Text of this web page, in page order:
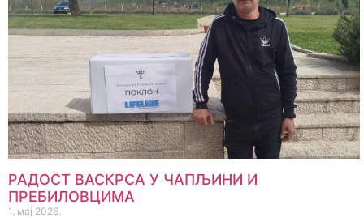
РАДОСТ ВАСКРСА У ЧАПЉИНИ И
ПРЕБИЛОВЦИМА
1. мај 2026.